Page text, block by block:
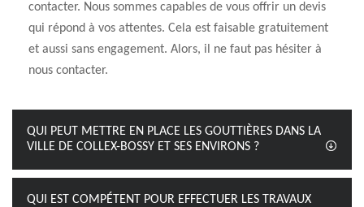
contacter. Nous sommes capables de vous offrir un devis
qui répond à vos attentes. Cela est faisable gratuitement
et aussi sans engagement. Alors, il ne faut pas hésiter à
nous contacter.
QUI PEUT METTRE EN PLACE LES GOUTTIÈRES DANS LA
VILLE DE COLLEX-BOSSY ET SES ENVIRONS ?
QUI EST COMPÉTENT POUR EFFECTUER LES TRAVAUX